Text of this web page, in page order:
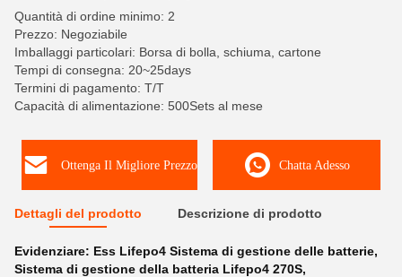
Quantità di ordine minimo: 2
Prezzo: Negoziabile
Imballaggi particolari: Borsa di bolla, schiuma, cartone
Tempi di consegna: 20~25days
Termini di pagamento: T/T
Capacità di alimentazione: 500Sets al mese
Ottenga Il Migliore Prezzo Chatta Adesso
Dettagli del prodotto Descrizione di prodotto
Evidenziare: Ess Lifepo4 Sistema di gestione delle batterie,
Sistema di gestione della batteria Lifepo4 270S,